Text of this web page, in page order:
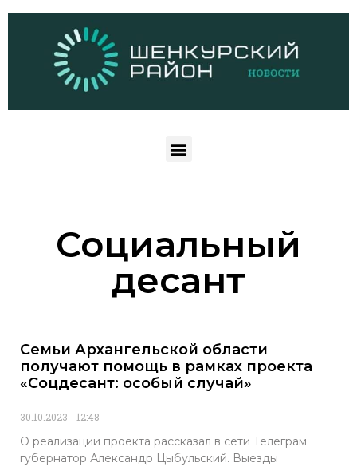
Социальный
десант
Семьи Архангельской области
получают помощь в рамках проекта
«Соцдесант: особый случай»
30.10.2023 12:48
О реализации проекта рассказал в сети Телеграм
губернатор Александр Цыбульский. Выезды